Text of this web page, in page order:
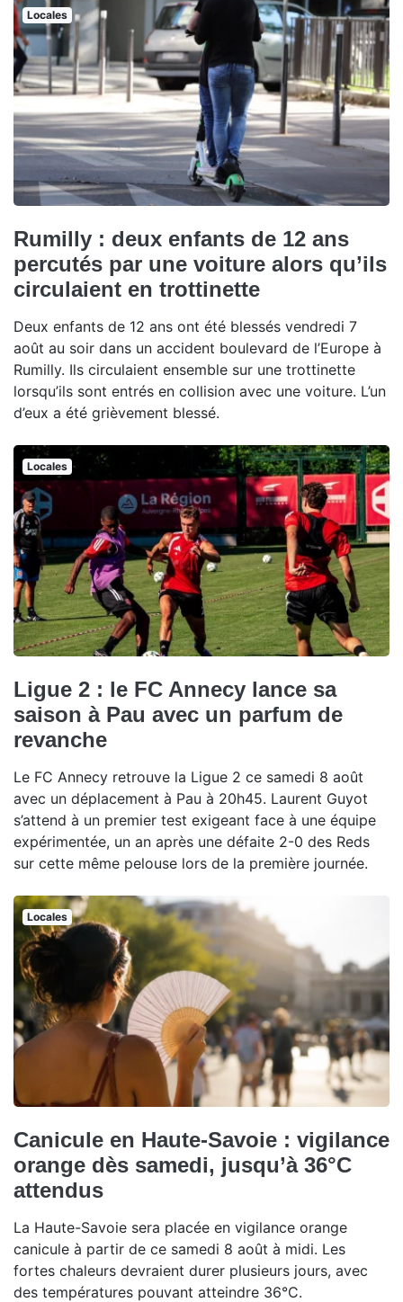
Locales
Rumilly : deux enfants de 12 ans
percutés par une voiture alors qu’ils
circulaient en trottinette
Deux enfants de 12 ans ont été blessés vendredi 7
août au soir dans un accident boulevard de l’Europe à
Rumilly. Ils circulaient ensemble sur une trottinette
lorsqu’ils sont entrés en collision avec une voiture. L’un
d’eux a été grièvement blessé.
Locales
Ligue 2 : le FC Annecy lance sa
saison à Pau avec un parfum de
revanche
Le FC Annecy retrouve la Ligue 2 ce samedi 8 août
avec un déplacement à Pau à 20h45. Laurent Guyot
s’attend à un premier test exigeant face à une équipe
expérimentée, un an après une défaite 2-0 des Reds
sur cette même pelouse lors de la première journée.
Locales
Canicule en Haute-Savoie : vigilance
orange dès samedi, jusqu’à 36°C
attendus
La Haute-Savoie sera placée en vigilance orange
canicule à partir de ce samedi 8 août à midi. Les
fortes chaleurs devraient durer plusieurs jours, avec
des températures pouvant atteindre 36°C.